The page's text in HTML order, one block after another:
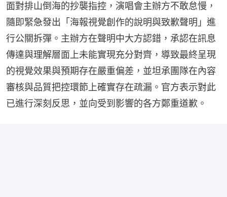
面對排山倒海的抄襲指控，演唱會主辦方不敢怠慢，
隨即緊急發出「海報視覺創作的說明與致歉聲明」進
行公關拆彈。主辦方在聲明中大方認錯，承認在訊息
傳達與理解層面上未能實現充分對齊，導致最終呈現
的視覺效果與預期存在嚴重偏差，並坦承團隊在內容
審核與品質把控環節上確實存在疏漏。官方表示對此
已進行深刻反思，並向受到影響的各方鄭重道歉。